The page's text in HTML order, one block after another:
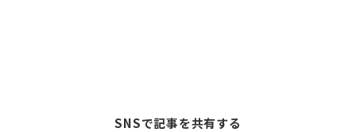
SNSで記事を共有する